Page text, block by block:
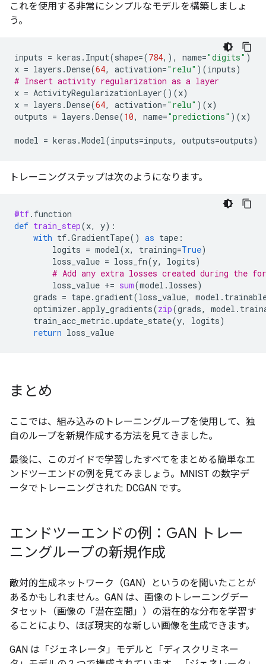
これを使用する非常にシンプルなモデルを構築しましょ
う。
inputs = keras . Input(shape=(784,), name="digits" )
x = layers .Dense(64, activation="relu" )(inputs)
# Insert activity regularization as a layer
x = ActivityRegularizationLayer()(x)
x = layers .Dense(64, activation="relu" )(x)
outputs = layers .Dense(10, name="predictions" )(x)
model = keras .Model(inputs=inputs, outputs=outputs)
トレーニングステップは次のようになります。
@tf. function
def train_step(x, y):
with tf.GradientTape() as tape :
logits = model(x, training=True)
loss_value = loss_fn(y, logits)
# Add any extra losses created during the
loss_value += sum(model . losses)
grads = tape.gradient(loss_value, model .
optimizer .apply_gradients(zip(grads, model .
train_acc_metric.update_state(y, logits)
return loss_value
まとめ
ここでは、組み込みのトレーニングループを使用して、独
自のループを新規作成する方法を見てきました。
最後に、このガイドで学習したすべてをまとめる簡単なエ
ンドツーエンドの例を見てみましょう。MNIST の数字デ
ータでトレーニングされた DCGAN です。
エンドツーエンドの例：GAN トレー
ニングループの新規作成
敵対的生成ネットワーク（GAN）というのを聞いたことが
あるかもしれません。GAN は、画像のトレーニングデー
タセット（画像の「潜在空間」）の潜在的な分布を学習す
ることにより、ほぼ現実的な新しい画像を生成できます。
GAN は「ジェネレータ」モデルと「ディスクリミネー